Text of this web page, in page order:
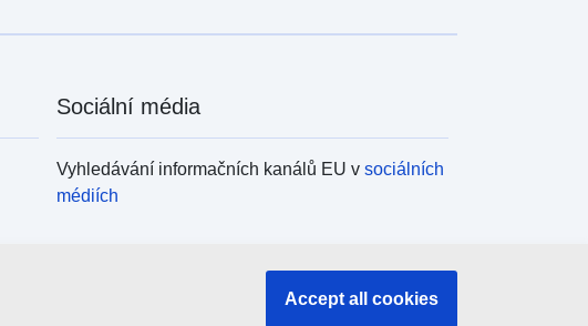
Sociální média
Vyhledávání informačních kanálů EU vsociálních
médiích
Orgány a instituce EU
Accept all cookies